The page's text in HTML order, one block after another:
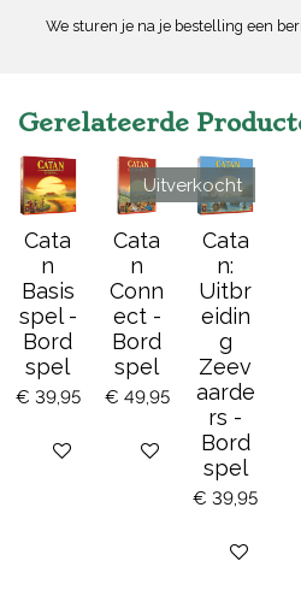
We sturen je na je bestelling een
Gerelateerde
Cata
n
Basis
spel -
Bord
spel
€ 39,95
Bekijk details
Cata
n
Conn
ect -
Bord
spel
€ 49,95
Bekijk details
Uitverkocht
Cata
n:
Uitbr
eidin
g
Zeev
aarde
rs -
Bord
spel
€ 39,95
Houd mij